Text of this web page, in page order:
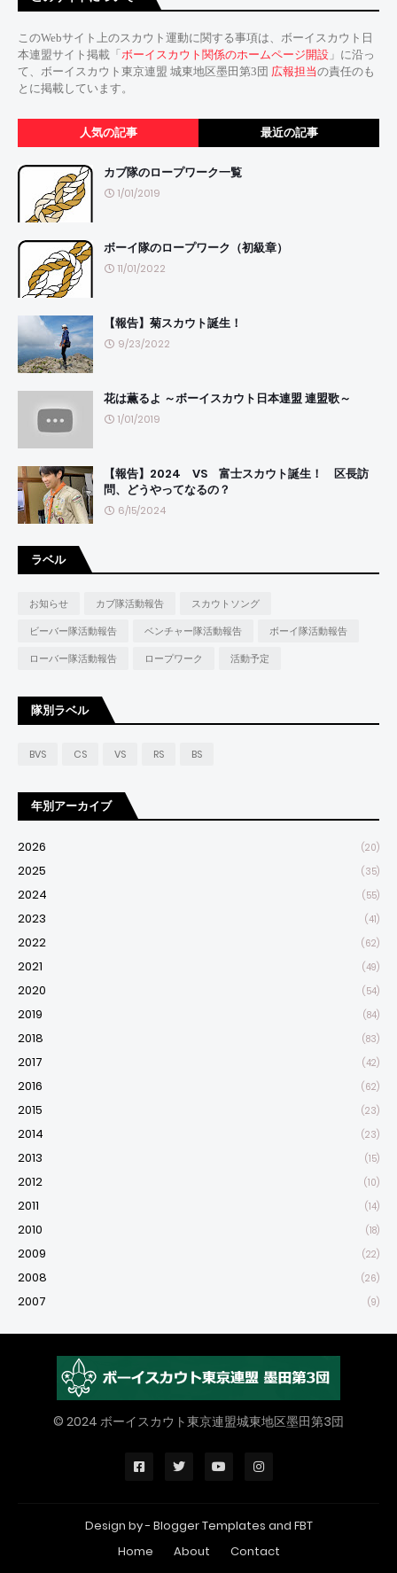
このWebサイト上のスカウト運動に関する事項は、ボーイスカウト日
本連盟サイト掲載「 ボーイスカウト関係のホームページ開設 」に沿っ
て、ボーイスカウト東京連盟 城東地区墨田第3団 広報担当の責任のも
とに掲載しています。
人気の記事 最近の記事
カブ隊のロープワーク一覧
1/01/2019
ボーイ隊のロープワーク（初級章）
11/01/2022
【報告】菊スカウト誕生！
9/23/2022
花は薫るよ ～ボーイスカウト日本連盟 連盟歌～
1/01/2019
【報告】2024 VS 富士スカウト誕生！ 区長訪
問、どうやってなるの？
6/15/2024
ラベル
お知らせ カブ隊活動報告
スカウトソング
ビーバー隊活動報告
ベンチャー隊活動報告
ボーイ隊活動報告
ローバー隊活動報告
ロープワーク 活動予定
隊別ラベル
BVS CS VS RS BS
年別アーカイブ
2026 (20)
2025 (35)
2024 (55)
2023 (41)
2022 (62)
2021 (49)
2020 (54)
2019 (84)
2018 (83)
2017 (42)
2016 (62)
2015 (23)
2014 (23)
2013 (15)
2012 (10)
2011 (14)
2010 (18)
2009 (22)
2008 (26)
2007 (9)
© 2024 ボーイスカウト東京連盟城東地区墨田第3団
Design by - Blogger Templates and FBT
Home
About Contact